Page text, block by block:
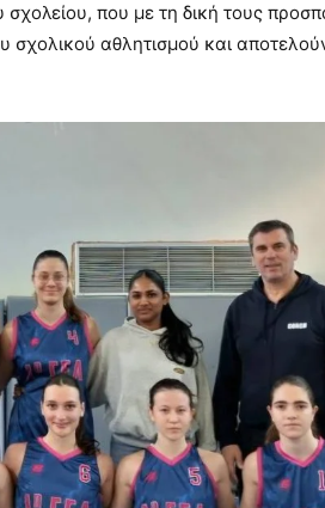
που με τη δική τους
αθλητισμού και